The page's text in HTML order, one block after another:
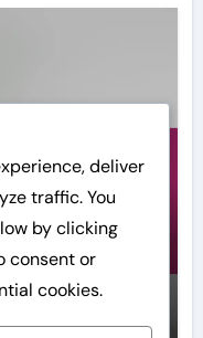
de
de
deliver
traffic. You
by clicking
consent or
cookies.